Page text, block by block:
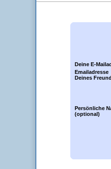
Deine E-
Emailadresse
Deines
Persönliche
(optional)